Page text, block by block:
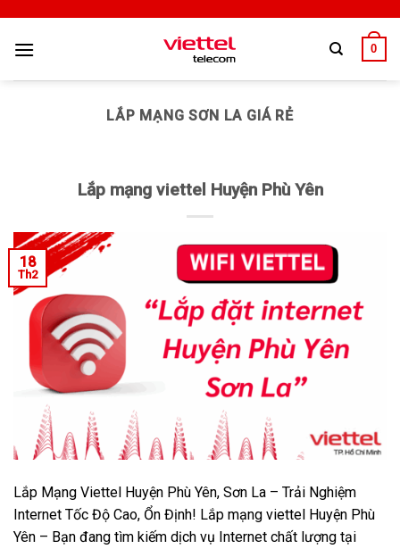
0
LẮP MẠNG SƠN LA GIÁ RẺ
Lắp mạng viettel Huyện Phù Yên
18
Th2
Lắp Mạng Viettel Huyện Phù Yên, Sơn La – Trải Nghiệm
Internet Tốc Độ Cao, Ổn Định! Lắp mạng viettel Huyện Phù
Yên – Bạn đang tìm kiếm dịch vụ Internet chất lượng tại